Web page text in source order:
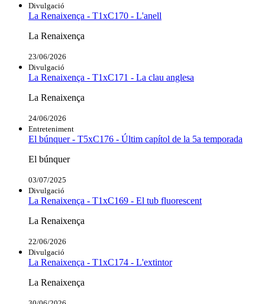
Divulgació
La Renaixença - T1xC170 - L'anell
La Renaixença
23/06/2026
Divulgació
La Renaixença - T1xC171 - La clau anglesa
La Renaixença
24/06/2026
Entreteniment
El búnquer - T5xC176 - Últim capítol de la 5a temporada
El búnquer
03/07/2025
Divulgació
La Renaixença - T1xC169 - El tub fluorescent
La Renaixença
22/06/2026
Divulgació
La Renaixença - T1xC174 - L'extintor
La Renaixença